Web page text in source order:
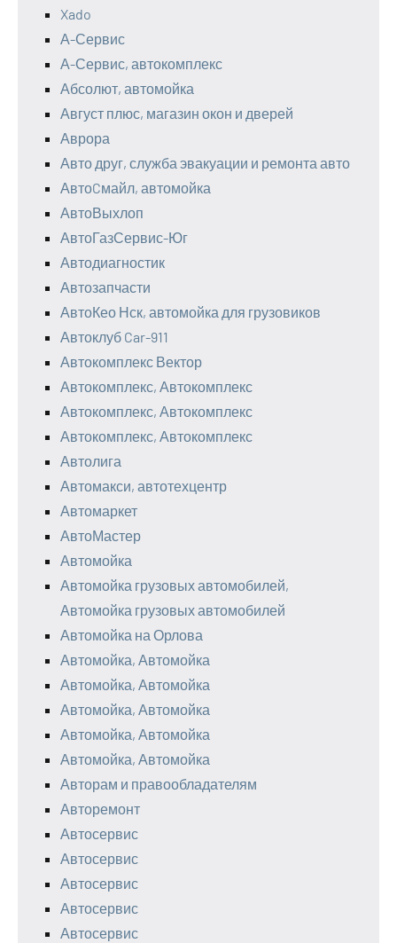
Xado
А-Сервис
А-Сервис, автокомплекс
Абсолют, автомойка
Август плюс, магазин окон и дверей
Аврора
Авто друг, служба эвакуации и ремонта авто
АвтоCмайл, автомойка
АвтоВыхлоп
АвтоГазСервис-Юг
Автодиагностик
Автозапчасти
АвтоКео Нск, автомойка для грузовиков
Автоклуб Car-911
Автокомплекс Вектор
Автокомплекс, Автокомплекс
Автокомплекс, Автокомплекс
Автокомплекс, Автокомплекс
Автолига
Автомакси, автотехцентр
Автомаркет
АвтоМастер
Автомойка
Автомойка грузовых автомобилей,
Автомойка грузовых автомобилей
Автомойка на Орлова
Автомойка, Автомойка
Автомойка, Автомойка
Автомойка, Автомойка
Автомойка, Автомойка
Автомойка, Автомойка
Авторам и правообладателям
Авторемонт
Автосервис
Автосервис
Автосервис
Автосервис
Автосервис